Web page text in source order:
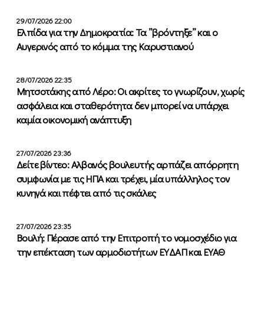
29/07/2026 22:00
Ελπίδα για την Δημοκρατία: Τα ”βρόντηξε” και ο
Αυγερινός από το κόμμα της Καρυστιανού
28/07/2026 22:35
Μητσοτάκης από Λέρο: Οι ακρίτες το γνωρίζουν, χωρίς
ασφάλεια και σταθερότητα δεν μπορεί να υπάρχει
καμία οικονομική ανάπτυξη
27/07/2026 23:36
Δείτε βίντεο: Αλβανός βουλευτής αρπάζει απόρρητη
συμφωνία με τις ΗΠΑ και τρέχει, μία υπάλληλος τον
κυνηγά και πέφτει από τις σκάλες
27/07/2026 23:35
Βουλή: Πέρασε από την Επιτροπή το νομοσχέδιο για
την επέκταση των αρμοδιοτήτων ΕΥΔΑΠ και ΕΥΑΘ